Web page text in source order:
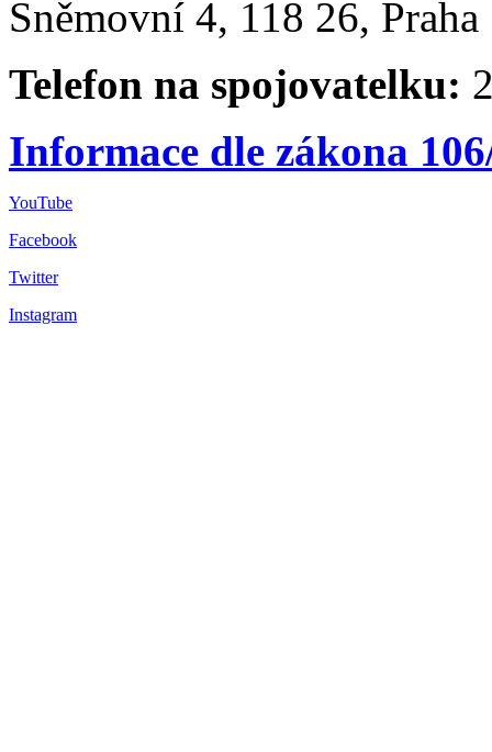
Sněmovní 4, 118 26,
Telefon na spojovatelku:
Informace dle zákona
YouTube
Facebook
Twitter
Instagram